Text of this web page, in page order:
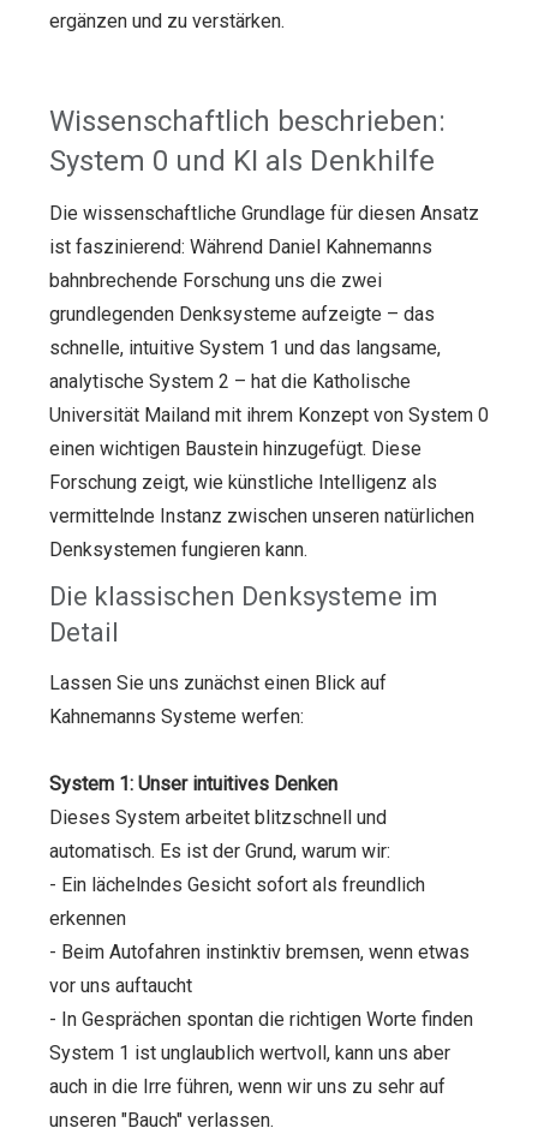
ergänzen und zu verstärken.
Wissenschaftlich beschrieben:
System 0 und KI als Denkhilfe
Die wissenschaftliche Grundlage für diesen Ansatz
ist faszinierend: Während Daniel Kahnemanns
bahnbrechende Forschung uns die zwei
grundlegenden Denksysteme aufzeigte – das
schnelle, intuitive System 1 und das langsame,
analytische System 2 – hat die Katholische
Universität Mailand mit ihrem Konzept von System 0
einen wichtigen Baustein hinzugefügt. Diese
Forschung zeigt, wie künstliche Intelligenz als
vermittelnde Instanz zwischen unseren natürlichen
Denksystemen fungieren kann.
Die klassischen Denksysteme im
Detail
Lassen Sie uns zunächst einen Blick auf
Kahnemanns Systeme werfen:
System 1: Unser intuitives Denken
Dieses System arbeitet blitzschnell und
automatisch. Es ist der Grund, warum wir:
- Ein lächelndes Gesicht sofort als freundlich
erkennen
- Beim Autofahren instinktiv bremsen, wenn etwas
vor uns auftaucht
- In Gesprächen spontan die richtigen Worte finden
System 1 ist unglaublich wertvoll, kann uns aber
auch in die Irre führen, wenn wir uns zu sehr auf
unseren "Bauch" verlassen.